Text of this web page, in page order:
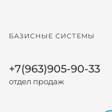
БАЗИСНЫЕ СИСТЕМЫ
+7(963)905-90-33
отдел продаж